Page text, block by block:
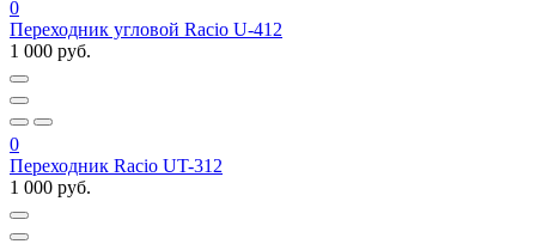
0
Переходник угловой Racio U-412
1 000 руб.
0
Переходник Racio UT-312
1 000 руб.